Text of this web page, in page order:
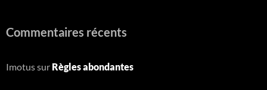
Commentaires récents
Imotussur Règles abondantes